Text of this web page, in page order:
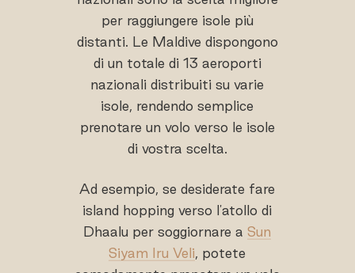
per raggiungere isole più
distanti. Le Maldive dispongono
di un totale di 13 aeroporti
nazionali distribuiti su varie
isole, rendendo semplice
prenotare un volo verso le isole
di vostra scelta.
Ad esempio, se desiderate fare
island hopping verso l'atollo di
Dhaalu per soggiornare aSun
Siyam Iru Veli, potete